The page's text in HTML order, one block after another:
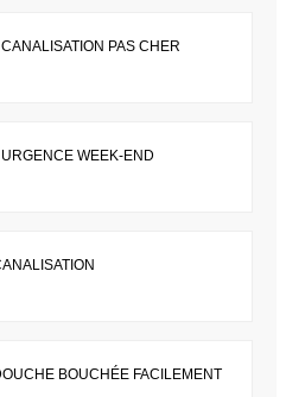
PAS CHER
WEEK-END
BOUCHÉE FACILEMENT